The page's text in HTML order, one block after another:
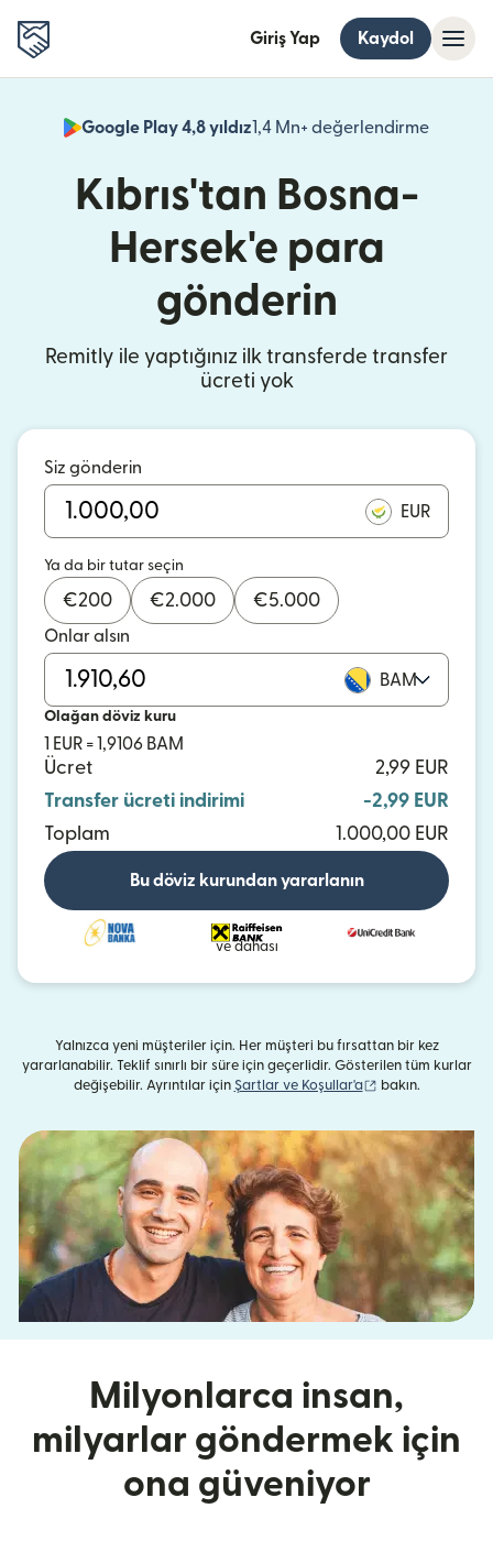
Giriş Yap Kaydol
Google Play 4,8 yıldız1,4 Mn+ değerlendirme
Kıbrıs'tan Bosna-
Hersek'e para
gönderin
Remitly ile yaptığınız ilk transferde transfer
ücreti yok
Siz gönderin
EUR
Ya da bir tutar seçin
€200 €2.000 €5.000
Onlar alsın
BAM
Olağan döviz kuru
1 EUR = 1,9106 BAM
Ücret
2,99 EUR
Transfer ücreti indirimi
-2,99 EUR
Toplam
1.000,00 EUR
Bu döviz kurundan yararlanın
ve dahası
Yalnızca yeni müşteriler için. Her müşteri bu fırsattan bir kez
yararlanabilir. Teklif sınırlı bir süre için geçerlidir. Gösterilen tüm kurlar
değişebilir. Ayrıntılar için Şartlar ve Koşullar'a (yeni pencerede
bakın.
Milyonlarca insan,
milyarlar göndermek için
ona güveniyor